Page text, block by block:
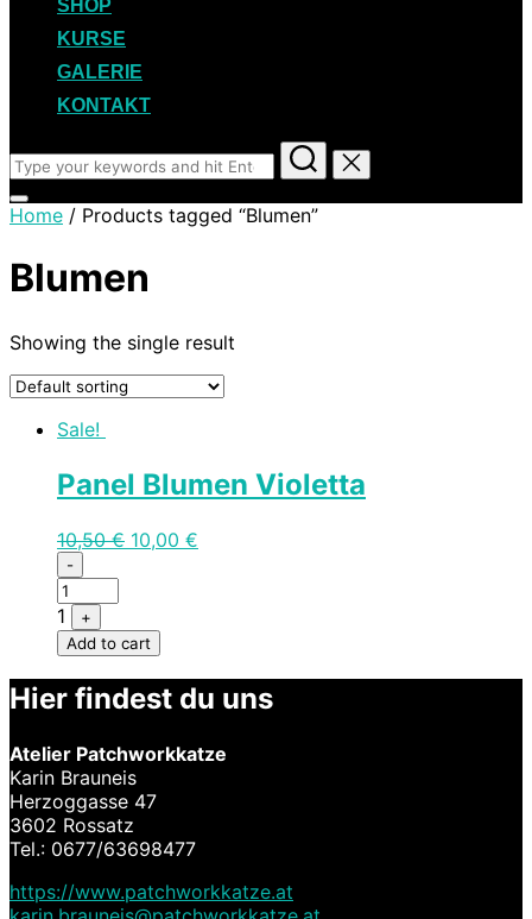
SHOP
KURSE
GALERIE
KONTAKT
Search
for:
Toggle
sidebar
navigation
Home / Products tagged “Blumen”
Blumen
Showing the single result
Sale!
Panel Blumen Violetta
10,50€ 10,00 €
Quantity
-
1
+
Add to cart
Hier findest du uns
Atelier Patchworkkatze
Karin Brauneis
Herzoggasse 47
3602 Rossatz
Tel.: 0677/63698477
https://www.patchworkkatze.at